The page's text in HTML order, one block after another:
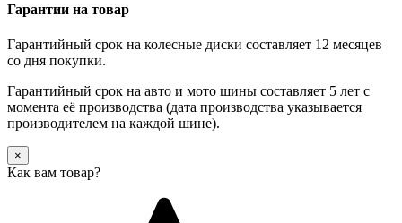
Гарантии на товар
Гарантийный срок на колесные диски составляет 12 месяцев
со дня покупки.
Гарантийный срок на авто и мото шины составляет 5 лет с
момента её производства (дата производства указывается
производителем на каждой шине).
×
Как вам товар?